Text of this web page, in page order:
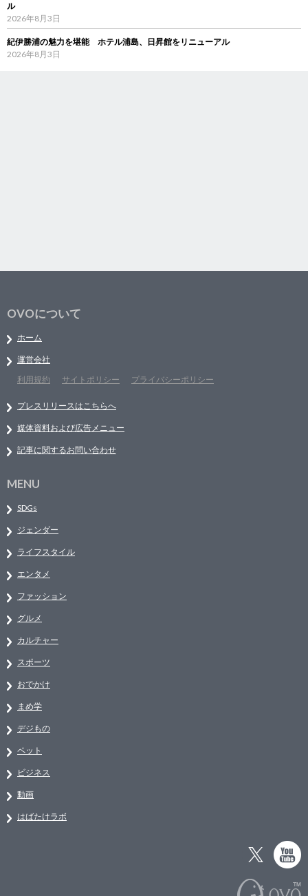
ル
2026年8月3日
紀伊勝浦の魅力を堪能 ホテル浦島、日昇館をリニューアル
2026年8月3日
OVOについて
ホーム
運営会社
利用規約
サイトポリシー プライバシーポリシー
プレスリリースはこちらへ
媒体資料および広告メニュー
記事に関するお問い合わせ
MENU
SDGs
ジェンダー
ライフスタイル
エンタメ
ファッション
グルメ
カルチャー
スポーツ
おでかけ
まめ学
デジもの
ペット
ビジネス
動画
はばたけラボ